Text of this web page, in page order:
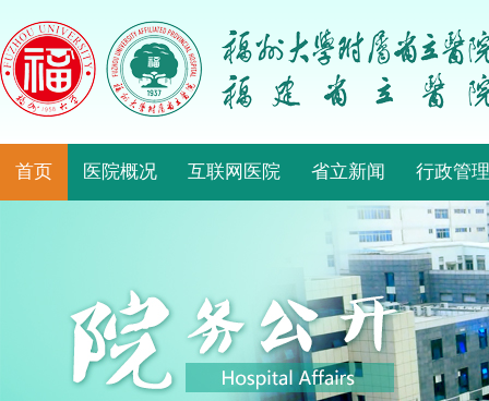
首页 医院概况 互联网医院 省立新闻 行政管理